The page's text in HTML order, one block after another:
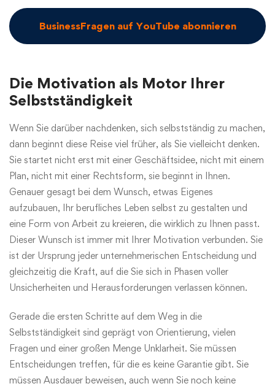
BusinessFragen auf YouTube abonnieren
Die Motivation als Motor Ihrer
Selbstständigkeit
Wenn Sie darüber nachdenken, sich selbstständig zu machen,
dann beginnt diese Reise viel früher, als Sie vielleicht denken.
Sie startet nicht erst mit einer Geschäftsidee, nicht mit einem
Plan, nicht mit einer Rechtsform, sie beginnt in Ihnen.
Genauer gesagt bei dem Wunsch, etwas Eigenes
aufzubauen, Ihr berufliches Leben selbst zu gestalten und
eine Form von Arbeit zu kreieren, die wirklich zu Ihnen passt.
Dieser Wunsch ist immer mit Ihrer Motivation verbunden. Sie
ist der Ursprung jeder unternehmerischen Entscheidung und
gleichzeitig die Kraft, auf die Sie sich in Phasen voller
Unsicherheiten und Herausforderungen verlassen können.
Gerade die ersten Schritte auf dem Weg in die
Selbstständigkeit sind geprägt von Orientierung, vielen
Fragen und einer großen Menge Unklarheit. Sie müssen
Entscheidungen treffen, für die es keine Garantie gibt. Sie
müssen Ausdauer beweisen, auch wenn Sie noch keine